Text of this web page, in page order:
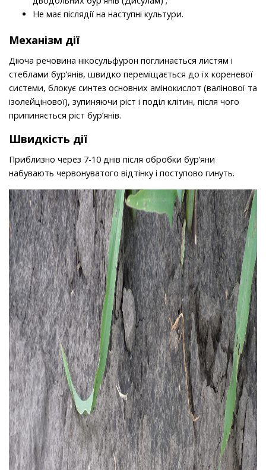
Не має післядії на наступні культури.
Механізм дії
Діюча речовина нікосульфурон поглинається листям і
стеблами бур’янів, швидко переміщається до їх кореневої
системи, блокує синтез основних амінокислот (валінової та
ізолейцінової), зупиняючи ріст і поділ клітин, після чого
припиняється ріст бур’янів.
Швидкість дії
Приблизно через 7-10 днів після обробки бур’яни
набувають червонуватого відтінку і поступово гинуть.